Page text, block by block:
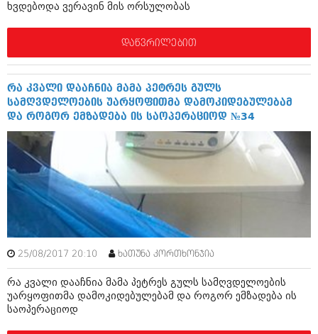
იანვარი 2016 (206)
ნოემბერი 2015 (264)
სექტემბერი 2015 (215)
ივლისი 2015 (173)
ივნისი 2015 (261)
მაისი 2015 (194)
აპრილი 2015 (208)
მარტი 2015 (365)
თებერვალი 2015 (286)
იანვარი 2015 (247)
დეკემბერი 2014 (342)
ნოემბერი 2014 (290)
ოქტომბერი 2014 (292)
სექტემბერი 2014 (394)
აგვისტო 2014 (248)
ივნისი 2014 (366)
მაისი 2014 (313)
აპრილი 2014 (290)
ხვდებოდა ვერავინ მის ორსულობას
დაწვრილებით
რა კვალი დააჩნია მამა პეტრეს გულს
სამღვდელოების უარყოფითმა დამოკიდებულებამ
და როგორ ემზადება ის საოპერაციოდ №34
25/08/2017 20:10 ხათუნა კორთხონჯია
რა კვალი დააჩნია მამა პეტრეს გულს სამღვდელოების
უარყოფითმა დამოკიდებულებამ და როგორ ემზადება ის
საოპერაციოდ